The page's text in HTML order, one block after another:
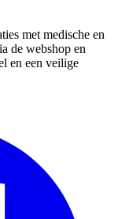
met medische en
de webshop en
en een veilige